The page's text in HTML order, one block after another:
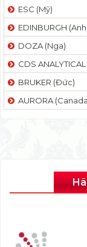
ESC (Mỹ)
EDINBURGH
DOZA (Nga)
CDS
BRUKER (Đức)
AURORA